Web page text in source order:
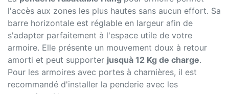
l'accès aux zones les plus hautes sans aucun effort. Sa
barre horizontale est réglable en largeur afin de
s'adapter parfaitement à l'espace utile de votre
armoire. Elle présente un mouvement doux à retour
amorti et peut supporter jusquà 12 Kg de charge.
Pour les armoires avec portes à charnières, il est
recommandé d'installer la penderie avec les